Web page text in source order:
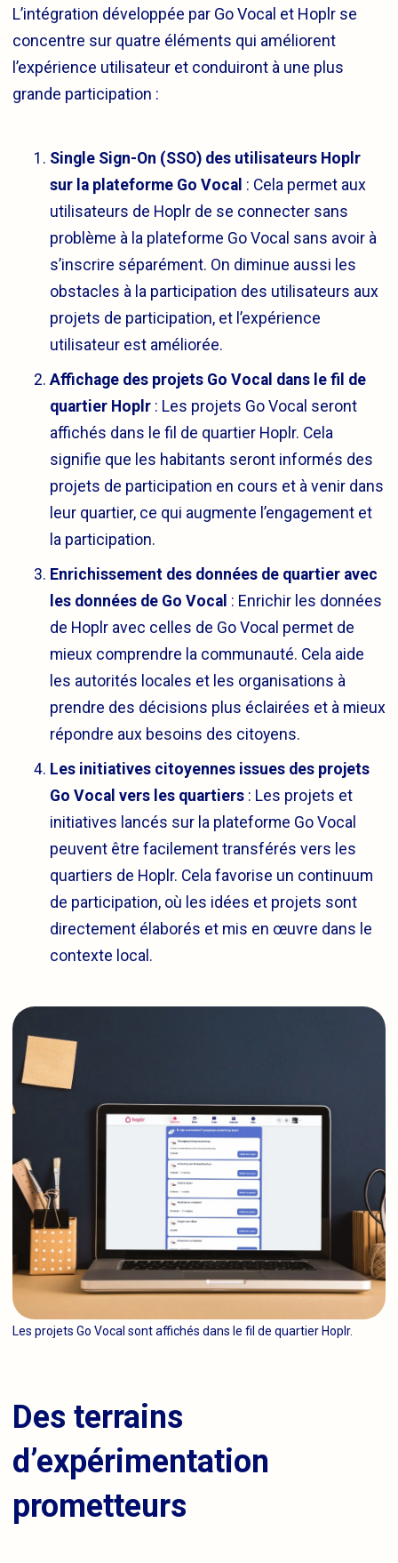
L’intégration développée par Go Vocal et Hoplr se
concentre sur quatre éléments qui améliorent
l’expérience utilisateur et conduiront à une plus
grande participation :
Single Sign-On (SSO) des utilisateurs Hoplr
sur la plateforme Go Vocal : Cela permet aux
utilisateurs de Hoplr de se connecter sans
problème à la plateforme Go Vocal sans avoir à
s’inscrire séparément. On diminue aussi les
obstacles à la participation des utilisateurs aux
projets de participation, et l’expérience
utilisateur est améliorée.
Affichage des projets Go Vocal dans le fil de
quartier Hoplr : Les projets Go Vocal seront
affichés dans le fil de quartier Hoplr. Cela
signifie que les habitants seront informés des
projets de participation en cours et à venir dans
leur quartier, ce qui augmente l’engagement et
la participation.
Enrichissement des données de quartier avec
les données de Go Vocal : Enrichir les données
de Hoplr avec celles de Go Vocal permet de
mieux comprendre la communauté. Cela aide
les autorités locales et les organisations à
prendre des décisions plus éclairées et à mieux
répondre aux besoins des citoyens.
Les initiatives citoyennes issues des projets
Go Vocal vers les quartiers : Les projets et
initiatives lancés sur la plateforme Go Vocal
peuvent être facilement transférés vers les
quartiers de Hoplr. Cela favorise un continuum
de participation, où les idées et projets sont
directement élaborés et mis en œuvre dans le
contexte local.
Les projets Go Vocal sont affichés dans le fil de quartier Hoplr.
Des terrains
d’expérimentation
prometteurs